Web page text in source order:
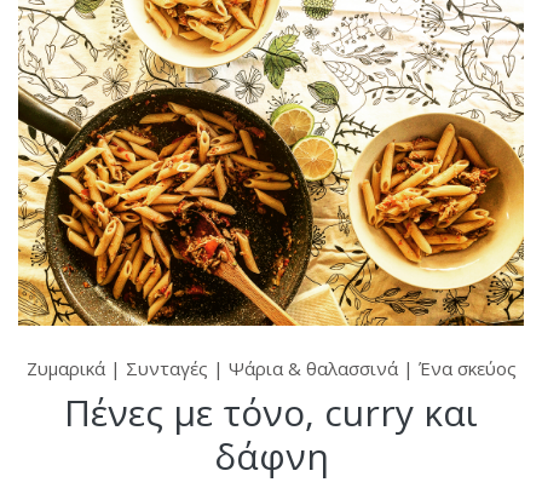
Ζυμαρικά| Συνταγές | Ψάρια & θαλασσινά| Ένα σκεύος
Πένες με τόνο, curry και
δάφνη